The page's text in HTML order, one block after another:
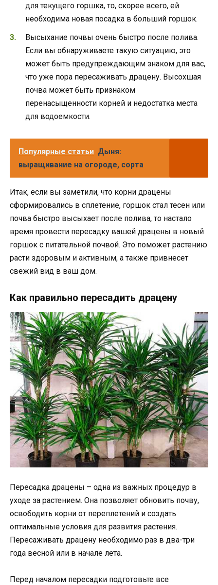
для текущего горшка, то, скорее всего, ей
необходима новая посадка в больший горшок.
Высыхание почвы очень быстро после полива.
Если вы обнаруживаете такую ситуацию, это
может быть предупреждающим знаком для вас,
что уже пора пересаживать драцену. Высохшая
почва может быть признаком
перенасыщенности корней и недостатка места
для водоемкости.
Популярные статьи Дыня:
выращивание на огороде, сорта
Итак, если вы заметили, что корни драцены
сформировались в сплетение, горшок стал тесен или
почва быстро высыхает после полива, то настало
время провести пересадку вашей драцены в новый
горшок с питательной почвой. Это поможет растению
расти здоровым и активным, а также привнесет
свежий вид в ваш дом.
Как правильно пересадить драцену
Пересадка драцены – одна из важных процедур в
уходе за растением. Она позволяет обновить почву,
освободить корни от переплетений и создать
оптимальные условия для развития растения.
Пересаживать драцену необходимо раз в два-три
года весной или в начале лета.
Перед началом пересадки подготовьте все